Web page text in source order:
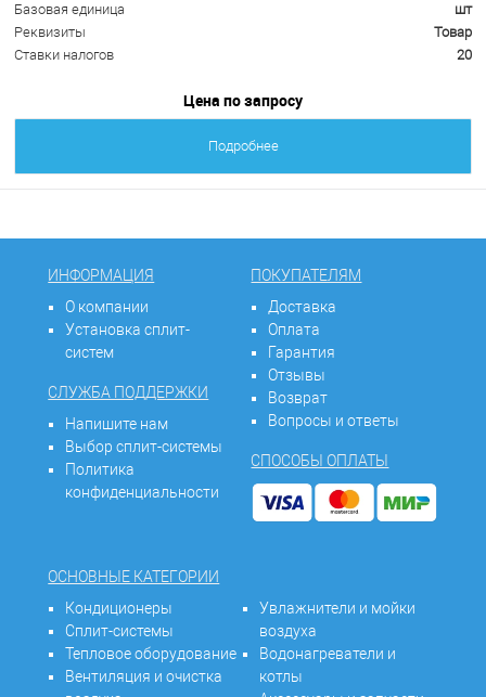
Базовая единица
шт
Реквизиты
Товар
Ставки налогов
20
Цена по запросу
Подробнее
ИНФОРМАЦИЯ
О компании
Установка сплит-
систем
СЛУЖБА ПОДДЕРЖКИ
Напишите нам
Выбор сплит-системы
Политика
конфиденциальности
ПОКУПАТЕЛЯМ
Доставка
Оплата
Гарантия
Отзывы
Возврат
Вопросы и ответы
СПОСОБЫ ОПЛАТЫ
ОСНОВНЫЕ КАТЕГОРИИ
Кондиционеры
Сплит-системы
Тепловое оборудование
Вентиляция и очистка
Увлажнители и мойки
воздуха
Водонагреватели и
котлы